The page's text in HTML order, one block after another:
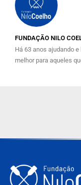
FUNDAÇÃO NILO
Há 63 anos ajudando
melhor para aqueles